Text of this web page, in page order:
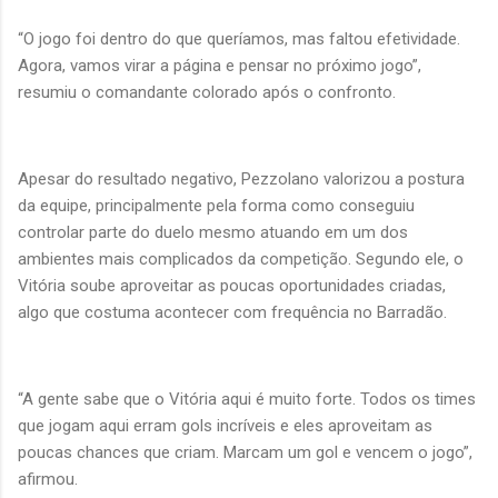
“O jogo foi dentro do que queríamos, mas faltou efetividade.
Agora, vamos virar a página e pensar no próximo jogo”,
resumiu o comandante colorado após o confronto.
Apesar do resultado negativo, Pezzolano valorizou a postura
da equipe, principalmente pela forma como conseguiu
controlar parte do duelo mesmo atuando em um dos
ambientes mais complicados da competição. Segundo ele, o
Vitória soube aproveitar as poucas oportunidades criadas,
algo que costuma acontecer com frequência no Barradão.
“A gente sabe que o Vitória aqui é muito forte. Todos os times
que jogam aqui erram gols incríveis e eles aproveitam as
poucas chances que criam. Marcam um gol e vencem o jogo”,
afirmou.